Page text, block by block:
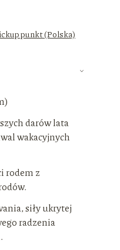
punkt (Polska)
darów lata
wakacyjnych
rodem z
siły ukrytej
radzenia